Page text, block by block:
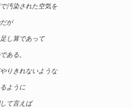
汚染された空気を
が
し算であって
ある。
りきれないような
ように
て言えば